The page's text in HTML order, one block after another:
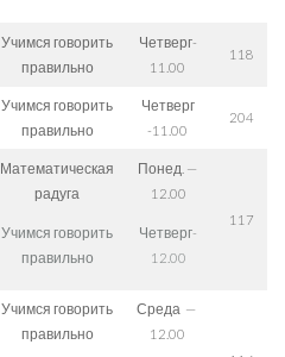
Учимся говорить
правильно
Четверг-
11.00
118
Учимся говорить
правильно
Четверг
-11.00
204
Математическая
радуга
Учимся говорить
правильно
Понед. —
12.00
Четверг-
12.00
117
Учимся говорить
правильно
Среда —
12.00